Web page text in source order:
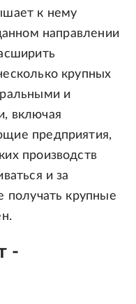
к нему
направлении
крупных
и
включая
предприятия,
производств
и за
получать крупные
-